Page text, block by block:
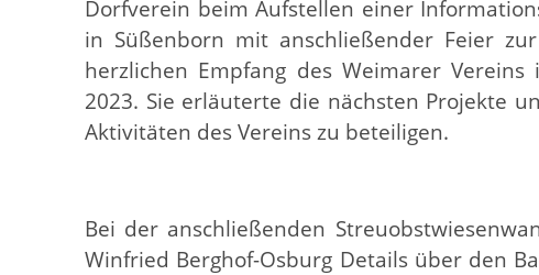
Dorfverein beim Aufstellen einer
in Süßenborn mit anschließender Feier
herzlichen Empfang des Weimarer
2023. Sie erläuterte die nächsten Projekte
Aktivitäten des Vereins zu beteiligen.
Bei der anschließenden
Winfried Berghof-Osburg Details über den